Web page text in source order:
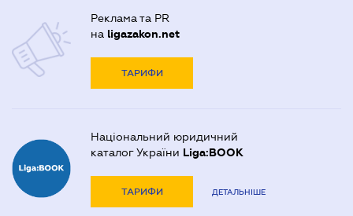
Реклама та PR
на ligazakon.net
ТАРИФИ
Національний юридичний
каталог України Liga:BOOK
ТАРИФИ ДЕТАЛЬНІШЕ